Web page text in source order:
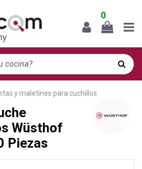
0
y maletines para cuchillos
Wüsthof
Piezas